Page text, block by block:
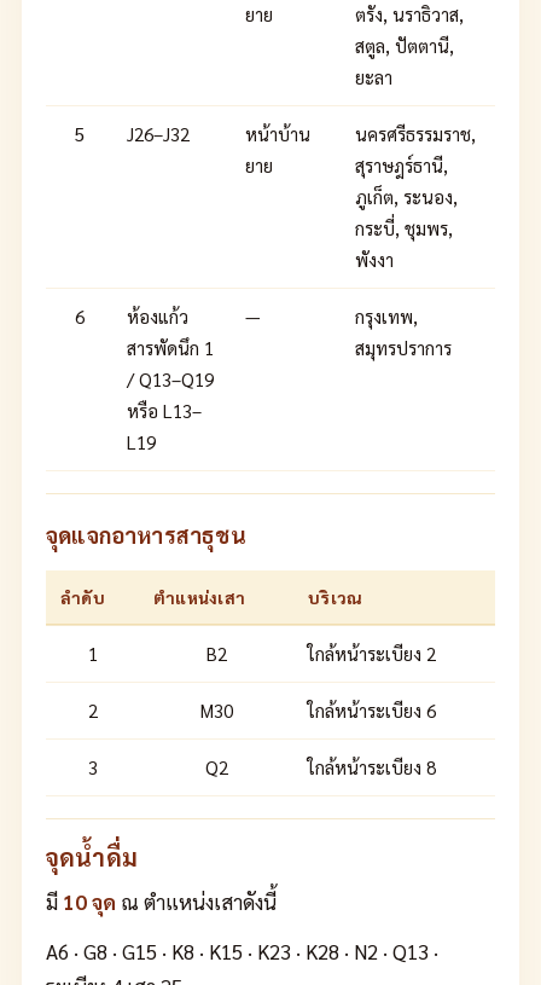
ยาย
ตรัง, นราธิวาส,
สตูล, ปัตตานี,
ยะลา
5 J26–J32
หน้าบ้าน
ยาย
นครศรีธรรมราช,
สุราษฎร์ธานี,
ภูเก็ต, ระนอง,
กระบี่, ชุมพร,
พังงา
6
ห้องแก้ว
สารพัดนึก 1
/ Q13–Q19
หรือ L13–
L19
—
กรุงเทพ,
สมุทรปราการ
จุดแจกอาหารสาธุชน
ลำดับ ตำแหน่งเสา บริเวณ
1 B2 ใกล้หน้าระเบียง 2
2 M30 ใกล้หน้าระเบียง 6
3 Q2 ใกล้หน้าระเบียง 8
จุดน้ำดื่ม
มี 10 จุด ณ ตำแหน่งเสาดังนี้
A6 · G8 · G15 · K8 · K15 · K23 · K28 · N2 · Q13 ·